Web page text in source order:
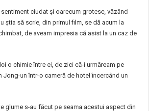
ciudat și oarecum grotesc, văzând
știa să scrie, din primul film, se dă acum la
de aveam impresia că asist la un caz de
o chimie între ei, de zici că-i urmăream pe
un într-o cameră de hotel încercând un
glume s-au făcut pe seama acestui aspect din